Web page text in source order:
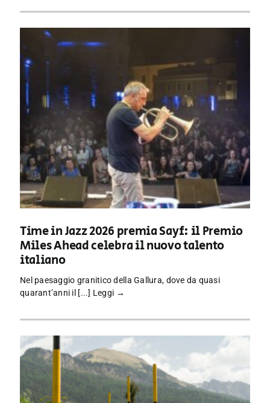
Time in Jazz 2026 premia Sayf: il Premio
Miles Ahead celebra il nuovo talento
italiano
Nel paesaggio granitico della Gallura, dove da quasi
quarant’anni il [...] Leggi →